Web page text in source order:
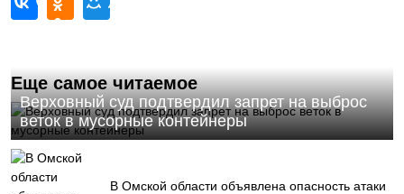
Еще самое читаемое
Верховный суд подтвердил запрет на выброс
веток в мусорные контейнеры
В Омской области объявлена опасность атаки